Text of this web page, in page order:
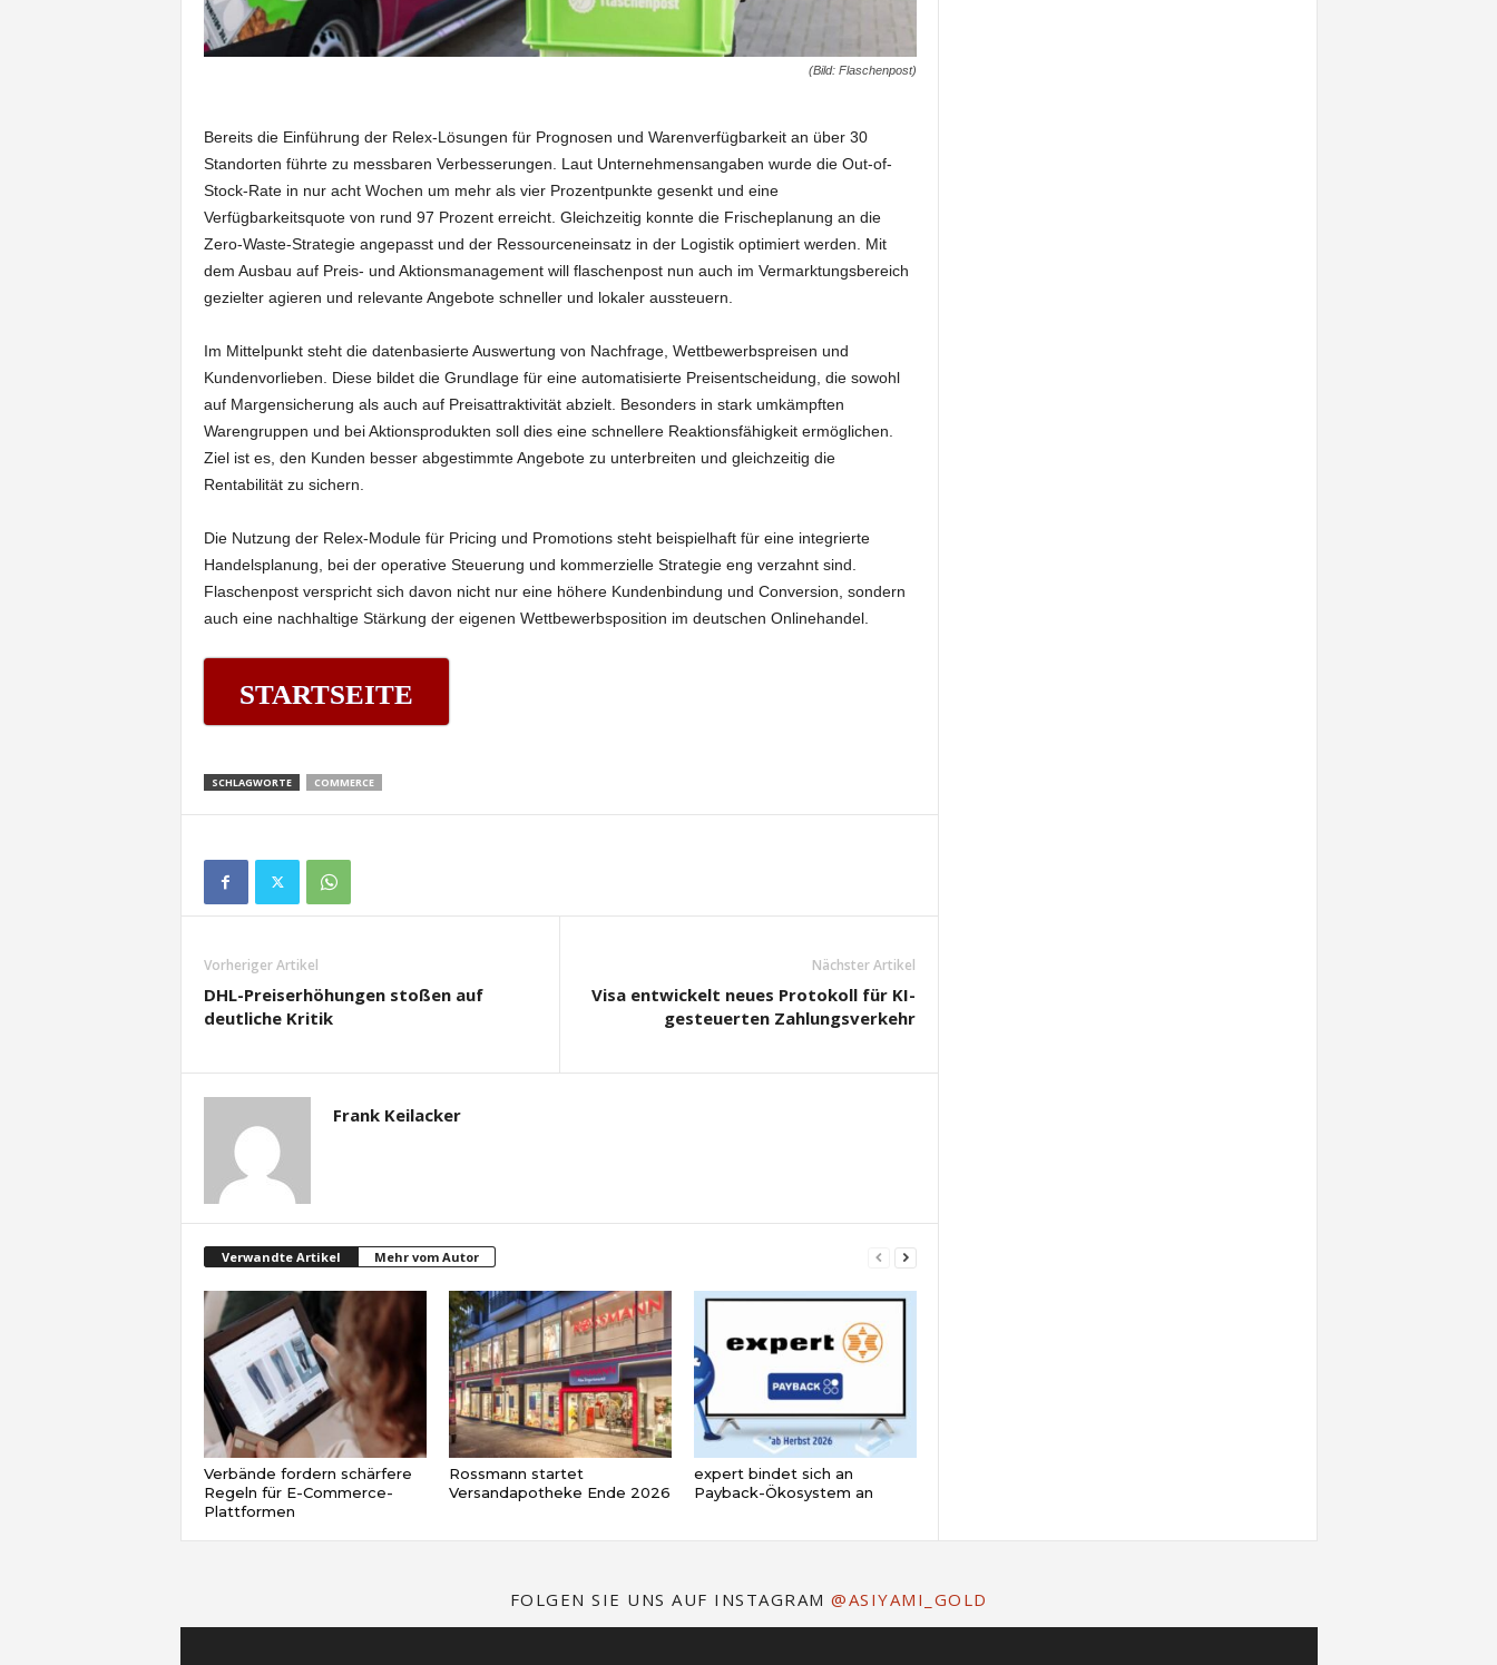
(Bild: Flaschenpost)
Bereits die Einführung der Relex-Lösungen für Prognosen und Warenverfügbarkeit an über 30
Standorten führte zu messbaren Verbesserungen. Laut Unternehmensangaben wurde die Out-of-
Stock-Rate in nur acht Wochen um mehr als vier Prozentpunkte gesenkt und eine
Verfügbarkeitsquote von rund 97 Prozent erreicht. Gleichzeitig konnte die Frischeplanung an die
Zero-Waste-Strategie angepasst und der Ressourceneinsatz in der Logistik optimiert werden. Mit
dem Ausbau auf Preis- und Aktionsmanagement will flaschenpost nun auch im Vermarktungsbereich
gezielter agieren und relevante Angebote schneller und lokaler aussteuern.
Im Mittelpunkt steht die datenbasierte Auswertung von Nachfrage, Wettbewerbspreisen und
Kundenvorlieben. Diese bildet die Grundlage für eine automatisierte Preisentscheidung, die sowohl
auf Margensicherung als auch auf Preisattraktivität abzielt. Besonders in stark umkämpften
Warengruppen und bei Aktionsprodukten soll dies eine schnellere Reaktionsfähigkeit ermöglichen.
Ziel ist es, den Kunden besser abgestimmte Angebote zu unterbreiten und gleichzeitig die
Rentabilität zu sichern.
Die Nutzung der Relex-Module für Pricing und Promotions steht beispielhaft für eine integrierte
Handelsplanung, bei der operative Steuerung und kommerzielle Strategie eng verzahnt sind.
Flaschenpost verspricht sich davon nicht nur eine höhere Kundenbindung und Conversion, sondern
auch eine nachhaltige Stärkung der eigenen Wettbewerbsposition im deutschen Onlinehandel.
STARTSEITE
SCHLAGWORTE COMMERCE
Vorheriger Artikel
DHL-Preiserhöhungen stoßen auf
deutliche Kritik
Nächster Artikel
Visa entwickelt neues Protokoll für KI-
gesteuerten Zahlungsverkehr
Frank Keilacker
Verwandte Artikel Mehr vom Autor
Verbände fordern schärfere
Regeln für E-Commerce-
Plattformen
Rossmann startet
Versandapotheke Ende 2026
expert bindet sich an
Payback-Ökosystem an
FOLGEN SIE UNS AUF INSTAGRAM @ASIYAMI_GOLD